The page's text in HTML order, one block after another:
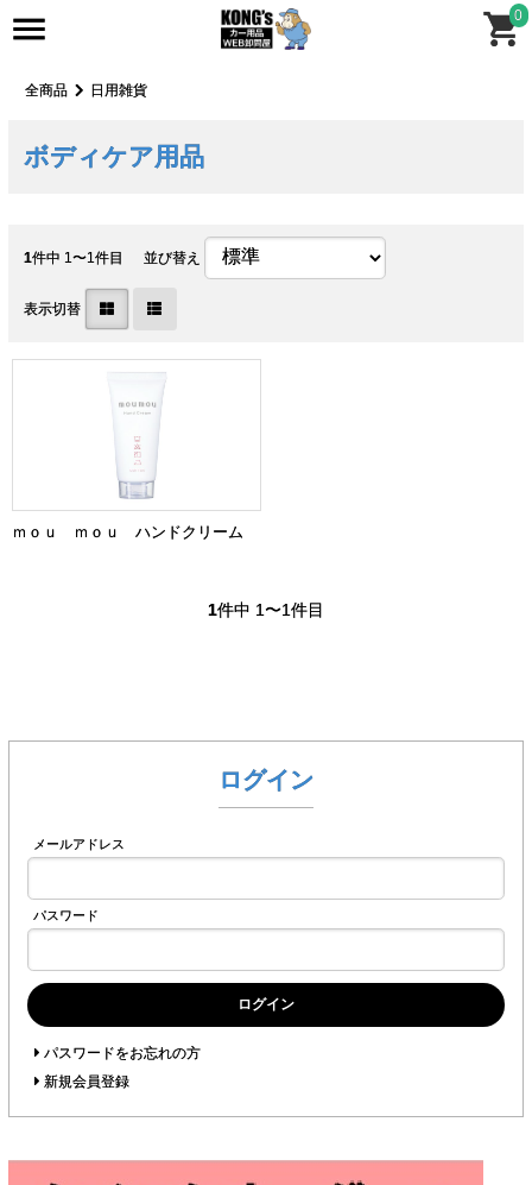
0
全商品 日用雑貨
ボディケア用品
1件中 1〜1件目 並び替え
表示切替
ｍｏｕ ｍｏｕ ハンドクリーム
1件中 1〜1件目
ログイン
メールアドレス
パスワード
ログイン
パスワードをお忘れの方
新規会員登録